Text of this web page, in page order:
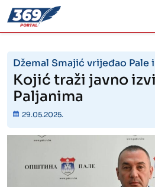
Džemal Smajić vrijeđao Pale
Kojić traži javno
Paljanima
29.05.2025.